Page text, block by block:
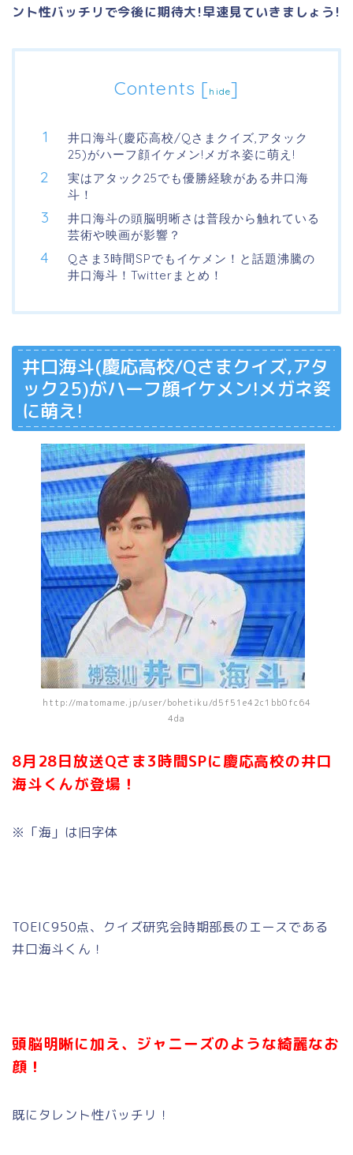
ント性バッチリで今後に期待大!早速見ていきましょう!
Contents [hide]
井口海斗(慶応高校/Qさまクイズ,アタック
25)がハーフ顔イケメン!メガネ姿に萌え!
実はアタック25でも優勝経験がある井口海
斗！
井口海斗の頭脳明晰さは普段から触れている
芸術や映画が影響？
Qさま3時間SPでもイケメン！と話題沸騰の
井口海斗！Twitterまとめ！
井口海斗(慶応高校/Qさまクイズ,アタ
ック25)がハーフ顔イケメン!メガネ姿
に萌え!
http://matomame.jp/user/bohetiku/d5f51e42c1bb0fc64
4da
8月28日放送Qさま3時間SPに慶応高校の井口
海斗くんが登場！
※「海」は旧字体
TOEIC950点、クイズ研究会時期部長のエースである
井口海斗くん！
頭脳明晰に加え、ジャニーズのような綺麗なお
顔！
既にタレント性バッチリ！